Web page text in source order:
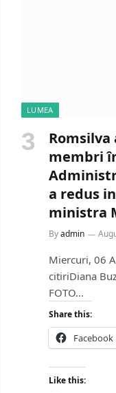
LUMEA
membri
a redus
ministra
Byadmin
Miercuri, 06
citiriDiana
FOTO…
Share this:
Facebook
Like this: